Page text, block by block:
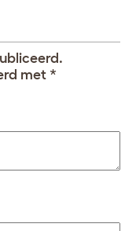
met *